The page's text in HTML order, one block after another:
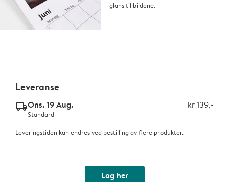
glans til bildene.
Leveranse
delivery_standard_v2Ons. 19 Aug. kr 139,-
Standard
Leveringstiden kan endres ved bestilling av flere produkter.
Lag her